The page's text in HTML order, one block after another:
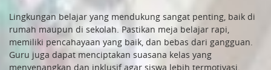
Lingkungan belajar yang mendukung sangat penting, baik di
rumah maupun di sekolah. Pastikan meja belajar rapi,
memiliki pencahayaan yang baik, dan bebas dari gangguan.
Guru juga dapat menciptakan suasana kelas yang
menyenangkan dan inklusif agar siswa lebih termotivasi.